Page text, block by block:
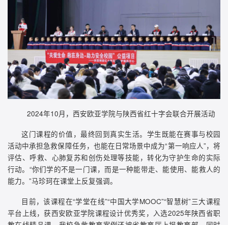
2024年10月，西安欧亚学院与陕西省红十字会联合开展活动
这门课程的价值，最终回到真实生活。学生既能在赛事与校园
活动中承担急救保障任务，也能在日常场景中成为“第一响应人”，将
评估、呼救、心肺复苏和创伤处理等技能，转化为守护生命的实际
行动。“你们学的不是一门课，而是一种能带走、能使用、能救人的
能力。”马珍珂在课堂上反复强调。
目前，该课程在“学堂在线”“中国大学MOOC”“智慧树”三大课程
平台上线，获西安欧亚学院课程设计优秀奖，入选2025年陕西省职